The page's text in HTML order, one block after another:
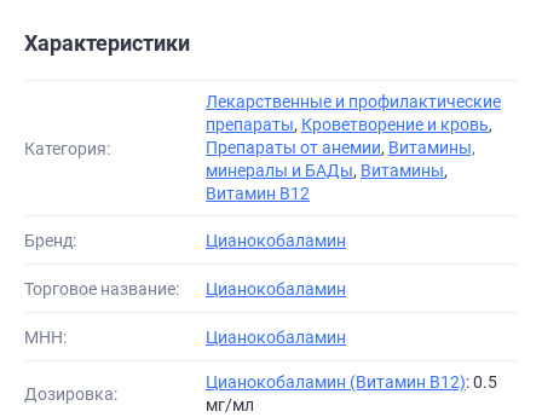
Характеристики
Категория:
Лекарственные и профилактические
препараты, Кроветворение и кровь,
Препараты от анемии, Витамины,
минералы и БАДы, Витамины,
Витамин В12
Бренд: Цианокобаламин
Торговое название: Цианокобаламин
МНН: Цианокобаламин
Дозировка:
Цианокобаламин (Витамин B12): 0.5
мг/мл